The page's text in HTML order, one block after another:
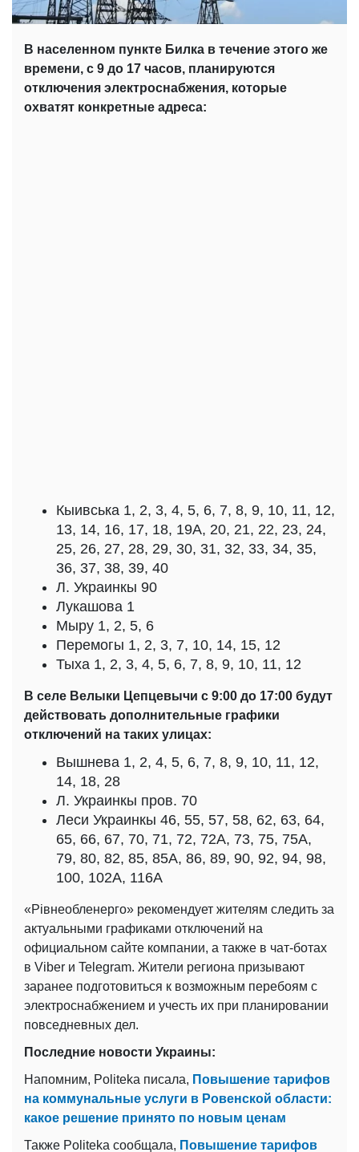
В населенном пункте Билка в течение этого же
времени, с 9 до 17 часов, планируются
отключения электроснабжения, которые
охватят конкретные адреса:
Кыивська 1, 2, 3, 4, 5, 6, 7, 8, 9, 10, 11, 12,
13, 14, 16, 17, 18, 19А, 20, 21, 22, 23, 24,
25, 26, 27, 28, 29, 30, 31, 32, 33, 34, 35,
36, 37, 38, 39, 40
Л. Украинкы 90
Лукашова 1
Мыру 1, 2, 5, 6
Перемогы 1, 2, 3, 7, 10, 14, 15, 12
Тыха 1, 2, 3, 4, 5, 6, 7, 8, 9, 10, 11, 12
В селе Велыки Цепцевычи с 9:00 до 17:00 будут
действовать дополнительные графики
отключений на таких улицах:
Вышнева 1, 2, 4, 5, 6, 7, 8, 9, 10, 11, 12,
14, 18, 28
Л. Украинкы пров. 70
Леси Украинкы 46, 55, 57, 58, 62, 63, 64,
65, 66, 67, 70, 71, 72, 72А, 73, 75, 75А,
79, 80, 82, 85, 85А, 86, 89, 90, 92, 94, 98,
100, 102А, 116А
«Рівнеобленерго» рекомендует жителям следить за
актуальными графиками отключений на
официальном сайте компании, а также в чат-ботах
в Viber и Telegram. Жители региона призывают
заранее подготовиться к возможным перебоям с
электроснабжением и учесть их при планировании
повседневных дел.
Последние новости Украины:
Напомним, Politeka писала, Повышение тарифов
на коммунальные услуги в Ровенской области:
какое решение принято по новым ценам
Также Politeka сообщала, Повышение тарифов